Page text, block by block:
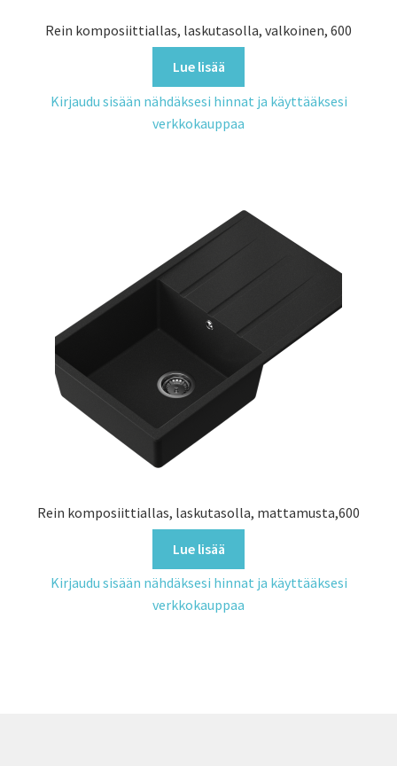
Rein komposiittiallas, laskutasolla, valkoinen, 600
Lue lisää
Kirjaudu sisään nähdäksesi hinnat ja käyttääksesi
verkkokauppaa
Rein komposiittiallas, laskutasolla, mattamusta,600
Lue lisää
Kirjaudu sisään nähdäksesi hinnat ja käyttääksesi
verkkokauppaa